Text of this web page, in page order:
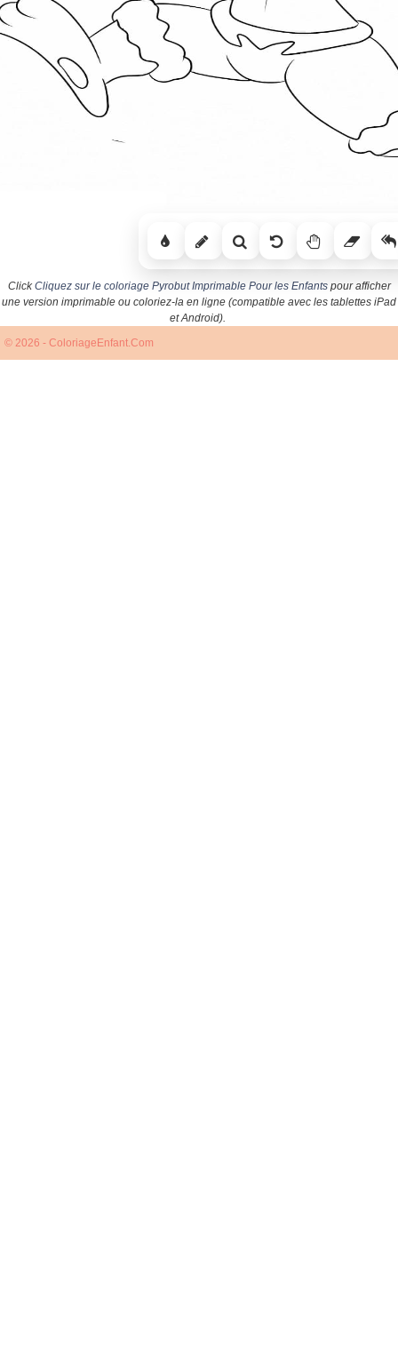
ClickCliquez sur le coloriage Pyrobut Imprimable Pour les Enfantspour afficher
une version imprimable ou coloriez-la en ligne (compatible avec les tablettes iPad
et Android).
© 2026 - ColoriageEnfant.Com